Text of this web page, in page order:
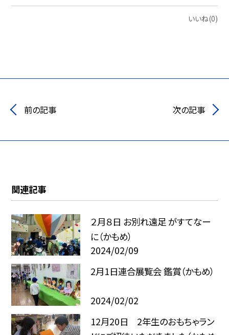
いいね(0)
前の記事 次の記事
関連記事
２月８日 お別れ遠足 がすてなー
に（かもめ）
2024/02/09
2月1日連合展覧会 鑑賞（かもめ）
2024/02/02
12月20日 2年生のおもちゃラン